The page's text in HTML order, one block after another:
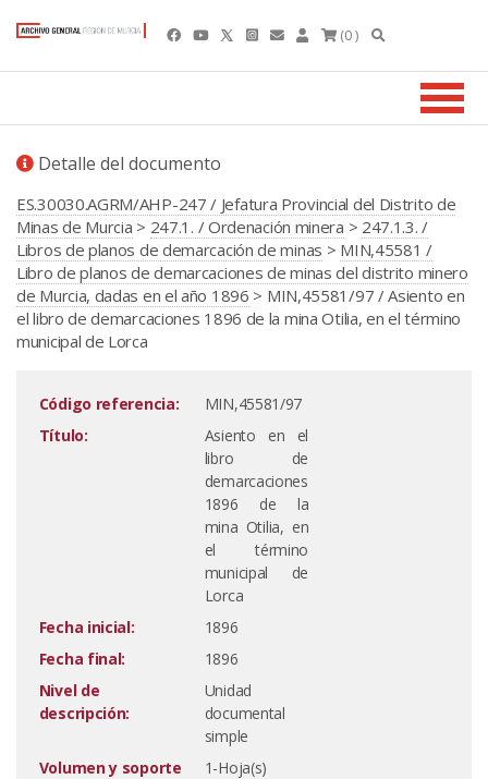
(0 )
Detalle del documento
ES.30030.AGRM/AHP-247 / Jefatura Provincial del Distrito de
Minas de Murcia > 247.1. / Ordenación minera > 247.1.3. /
Libros de planos de demarcación de minas > MIN,45581 /
Libro de planos de demarcaciones de minas del distrito minero
de Murcia, dadas en el año 1896 > MIN,45581/97 / Asiento en
el libro de demarcaciones 1896 de la mina Otilia, en el término
municipal de Lorca
Código referencia:
MIN,45581/97
Título:
Asiento en el
libro de
demarcaciones
1896 de la
mina Otilia, en
el término
municipal de
Lorca
Fecha inicial:
1896
Fecha final:
1896
Nivel de
descripción:
Unidad
documental
simple
Volumen y soporte
1-Hoja(s)